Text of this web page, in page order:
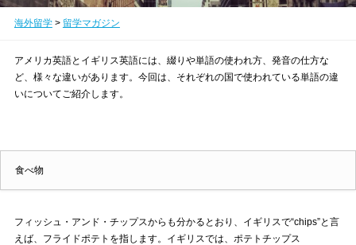
海外留学> 留学マガジン
アメリカ英語とイギリス英語には、綴りや単語の使われ方、発音の仕方な
ど、様々な違いがあります。今回は、それぞれの国で使われている単語の違
いについてご紹介します。
食べ物
フィッシュ・アンド・チップスからも分かるとおり、イギリスで“chips”と言
えば、フライドポテトを指します。イギリスでは、ポテトチップス